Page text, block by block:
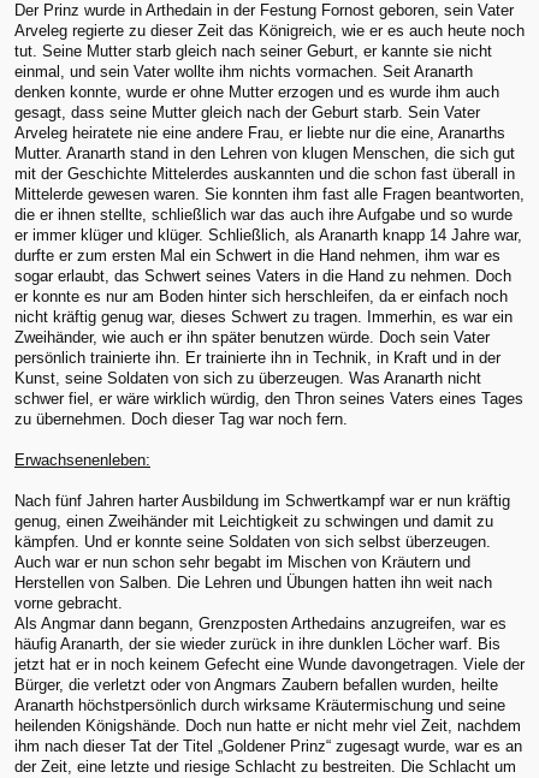
Der Prinz wurde in Arthedain in der Festung Fornost geboren, sein Vater
Arveleg regierte zu dieser Zeit das Königreich, wie er es auch heute noch
tut. Seine Mutter starb gleich nach seiner Geburt, er kannte sie nicht
einmal, und sein Vater wollte ihm nichts vormachen. Seit Aranarth
denken konnte, wurde er ohne Mutter erzogen und es wurde ihm auch
gesagt, dass seine Mutter gleich nach der Geburt starb. Sein Vater
Arveleg heiratete nie eine andere Frau, er liebte nur die eine, Aranarths
Mutter. Aranarth stand in den Lehren von klugen Menschen, die sich gut
mit der Geschichte Mittelerdes auskannten und die schon fast überall in
Mittelerde gewesen waren. Sie konnten ihm fast alle Fragen beantworten,
die er ihnen stellte, schließlich war das auch ihre Aufgabe und so wurde
er immer klüger und klüger. Schließlich, als Aranarth knapp 14 Jahre war,
durfte er zum ersten Mal ein Schwert in die Hand nehmen, ihm war es
sogar erlaubt, das Schwert seines Vaters in die Hand zu nehmen. Doch
er konnte es nur am Boden hinter sich herschleifen, da er einfach noch
nicht kräftig genug war, dieses Schwert zu tragen. Immerhin, es war ein
Zweihänder, wie auch er ihn später benutzen würde. Doch sein Vater
persönlich trainierte ihn. Er trainierte ihn in Technik, in Kraft und in der
Kunst, seine Soldaten von sich zu überzeugen. Was Aranarth nicht
schwer fiel, er wäre wirklich würdig, den Thron seines Vaters eines Tages
zu übernehmen. Doch dieser Tag war noch fern.
Erwachsenenleben:
Nach fünf Jahren harter Ausbildung im Schwertkampf war er nun kräftig
genug, einen Zweihänder mit Leichtigkeit zu schwingen und damit zu
kämpfen. Und er konnte seine Soldaten von sich selbst überzeugen.
Auch war er nun schon sehr begabt im Mischen von Kräutern und
Herstellen von Salben. Die Lehren und Übungen hatten ihn weit nach
vorne gebracht.
Als Angmar dann begann, Grenzposten Arthedains anzugreifen, war es
häufig Aranarth, der sie wieder zurück in ihre dunklen Löcher warf. Bis
jetzt hat er in noch keinem Gefecht eine Wunde davongetragen. Viele der
Bürger, die verletzt oder von Angmars Zaubern befallen wurden, heilte
Aranarth höchstpersönlich durch wirksame Kräutermischung und seine
heilenden Königshände. Doch nun hatte er nicht mehr viel Zeit, nachdem
ihm nach dieser Tat der Titel „Goldener Prinz“ zugesagt wurde, war es an
der Zeit, eine letzte und riesige Schlacht zu bestreiten. Die Schlacht um